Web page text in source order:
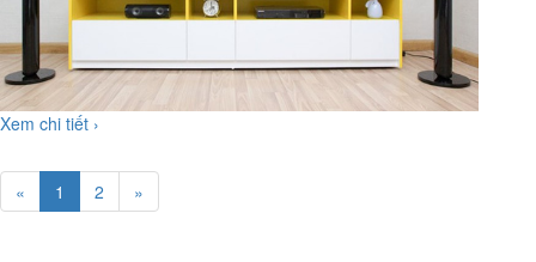
Xem chi tiết ›
« 1 2 »